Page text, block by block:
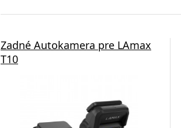
Zadné Autokamera pre LAmax
T10